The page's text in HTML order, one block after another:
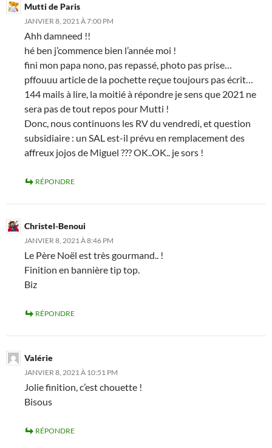
Mutti de Paris
JANVIER 8, 2021 À 7:00 PM
Ahh damneed !!
hé ben j’commence bien l’année moi !
fini mon papa nono, pas repassé, photo pas prise…
pffouuu article de la pochette reçue toujours pas écrit…
144 mails à lire, la moitié à répondre je sens que 2021 ne
sera pas de tout repos pour Mutti !
Donc, nous continuons les RV du vendredi, et question
subsidiaire : un SAL est-il prévu en remplacement des
affreux jojos de Miguel ??? OK..OK.. je sors !
RÉPONDRE
Christel-Benoui
JANVIER 8, 2021 À 8:46 PM
Le Père Noël est très gourmand.. !
Finition en bannière tip top.
Biz
RÉPONDRE
Valérie
JANVIER 8, 2021 À 10:51 PM
Jolie finition, c’est chouette !
Bisous
RÉPONDRE